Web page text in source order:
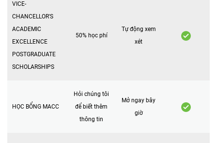
VICE-
CHANCELLOR'S
ACADEMIC
EXCELLENCE
POSTGRADUATE
SCHOLARSHIPS
50% học phí
Tự động xem
xét
HỌC BỔNG MACC
Hỏi chúng tôi
để biết thêm
thông tin
Mở ngay bây
giờ